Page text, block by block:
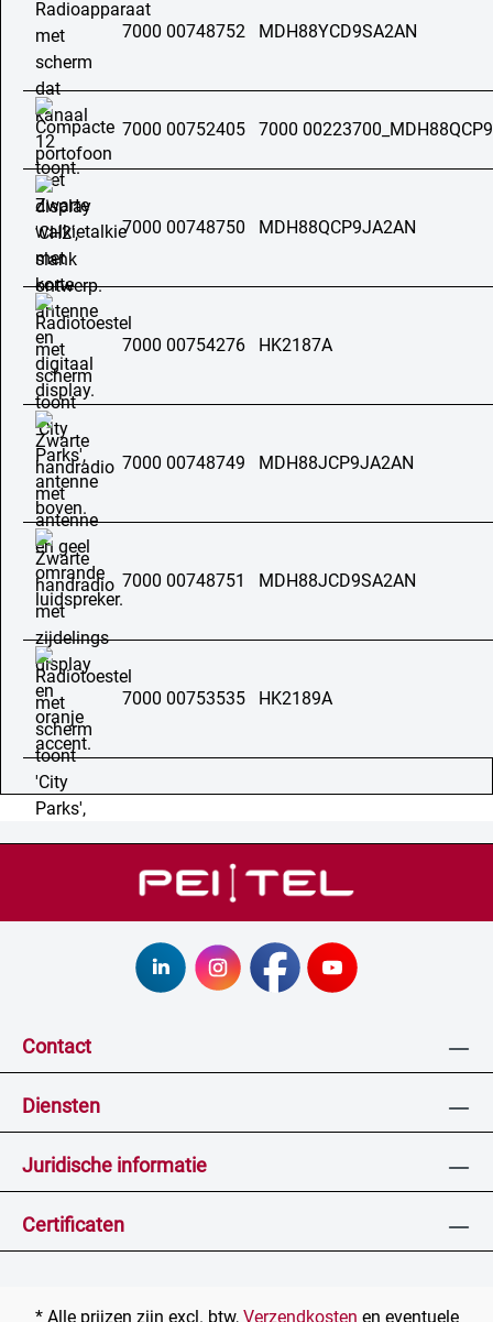
7000 00748752 MDH88YCD9SA2AN
7000 00752405 7000
7000 00748750 MDH88QCP9JA2AN
7000 00754276 HK2187A
7000 00748749 MDH88JCP9JA2AN
7000 00748751 MDH88JCD9SA2AN
7000 00753535 HK2189A
Contact
Diensten
Juridische informatie
Certificaten
* Alle prijzen zijn excl. btw, Verzendkosten en eventuele